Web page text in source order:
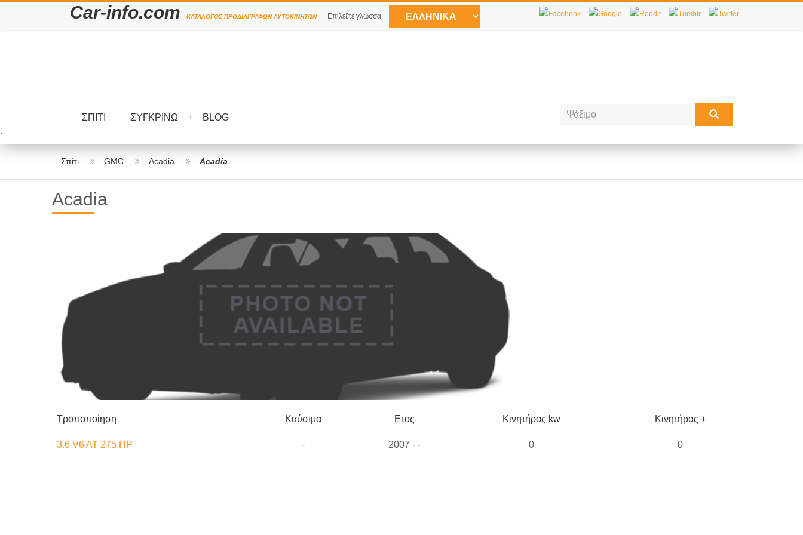
Car-info.com ΚΑΤΆΛΟΓΟΣ ΠΡΟΔΙΑΓΡΑΦΏΝ ΑΥΤΟΚΙΝΉΤΩΝ Επιλέξτε γλώσσα
ΣΠΊΤΙ ΣΥΓΚΡΊΝΩ
BLOG
`
Σπίτι GMC Acadia Acadia
Acadia
Τροποποίηση Καύσιμα Ετος Κινητήρας kw Κινητήρας +
3.6 V6 AT 275 HP - 2007 - - 0 0